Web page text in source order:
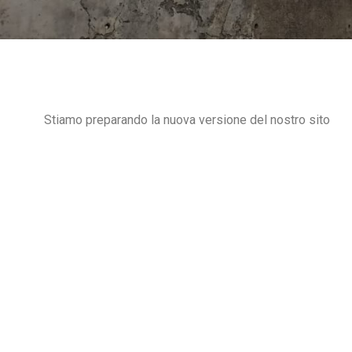
Stiamo preparando la nuova versione del nostro sito